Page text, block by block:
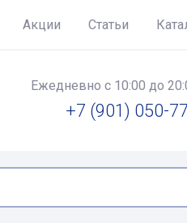
Акции Статьи
Ежедневно с 10:00 до
+7 (901) 050-